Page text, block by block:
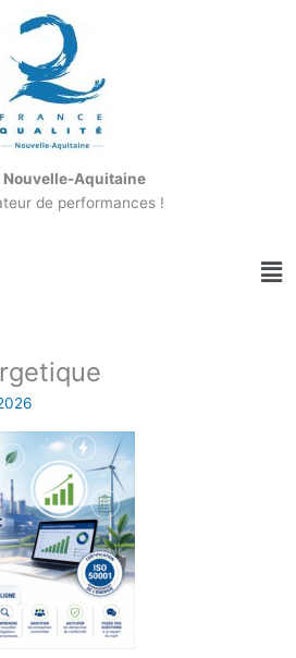
Nouvelle-Aquitaine
de performances !